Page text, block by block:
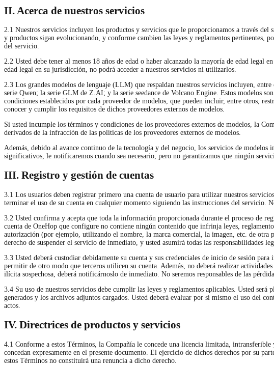
II. Acerca de nuestros servicios
2.1 Nuestros servicios incluyen los productos y servicios que le proporcionamos a través
y productos sigan evolucionando, y conforme cambien las leyes y reglamentos pertinentes,
del servicio.
2.2 Usted debe tener al menos 18 años de edad o haber alcanzado la mayoría de edad
edad legal en su jurisdicción, no podrá acceder a nuestros servicios ni utilizarlos.
2.3 Los grandes modelos de lenguaje (LLM) que respaldan nuestros servicios incluyen,
serie Qwen; la serie GLM de Z.AI; y la serie seedance de Volcano Engine. Estos modelos
condiciones establecidos por cada proveedor de modelos, que pueden incluir, entre otros,
conocer y cumplir los requisitos de dichos proveedores externos de modelos.
Si usted incumple los términos y condiciones de los proveedores externos de modelos, la
derivados de la infracción de las políticas de los proveedores externos de modelos.
Además, debido al avance continuo de la tecnología y del negocio, los servicios de
significativos, le notificaremos cuando sea necesario, pero no garantizamos que ningún
III. Registro y gestión de cuentas
3.1 Los usuarios deben registrar primero una cuenta de usuario para utilizar nuestros
terminar el uso de su cuenta en cualquier momento siguiendo las instrucciones del servicio.
3.2 Usted confirma y acepta que toda la información proporcionada durante el proceso de
cuenta de OneHop que configure no contiene ningún contenido que infrinja leyes,
autorización (por ejemplo, utilizando el nombre, la marca comercial, la imagen, etc. de otra
derecho de suspender el servicio de inmediato, y usted asumirá todas las responsabilidades
3.3 Usted deberá custodiar debidamente su cuenta y sus credenciales de inicio de sesión
permitir de otro modo que terceros utilicen su cuenta. Además, no deberá realizar
ilícita sospechosa, deberá notificárnoslo de inmediato. No seremos responsables de las
3.4 Su uso de nuestros servicios debe cumplir las leyes y reglamentos aplicables. Usted
generados y los archivos adjuntos cargados. Usted deberá evaluar por sí mismo el uso del
actos.
IV. Directrices de productos y servicios
4.1 Conforme a estos Términos, la Compañía le concede una licencia limitada,
concedan expresamente en el presente documento. El ejercicio de dichos derechos por su
estos Términos no constituirá una renuncia a dicho derecho.